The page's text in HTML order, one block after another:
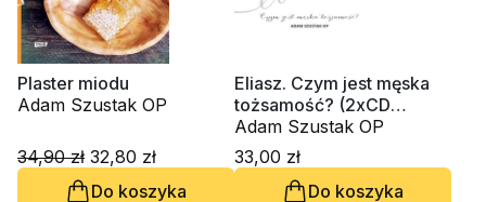
Plaster miodu
Adam Szustak OP
34,90 zł 32,80 zł
Do koszyka
Eliasz. Czym jest męska
tożsamość? (2xCD
audiobook + książeczka)
Adam Szustak OP
33,00 zł
Do koszyka